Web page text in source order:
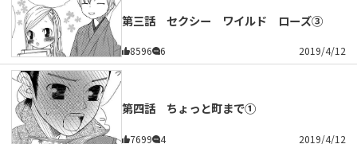
第三話 セクシー ワイルド ローズ③
8596 6 2019/4/12
第四話 ちょっと町まで①
7699 4 2019/4/12